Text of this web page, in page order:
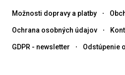
Možnosti dopravy a platby
Ochrana osobných údajov
GDPR - newsletter Odstúpenie